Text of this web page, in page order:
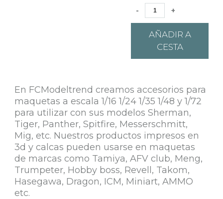
- +
AÑADIR A
CESTA
En FCModeltrend creamos accesorios para
maquetas a escala 1/16 1/24 1/35 1/48 y 1/72
para utilizar con sus modelos Sherman,
Tiger, Panther, Spitfire, Messerschmitt,
Mig, etc. Nuestros productos impresos en
3d y calcas pueden usarse en maquetas
de marcas como Tamiya, AFV club, Meng,
Trumpeter, Hobby boss, Revell, Takom,
Hasegawa, Dragon, ICM, Miniart, AMMO
etc.